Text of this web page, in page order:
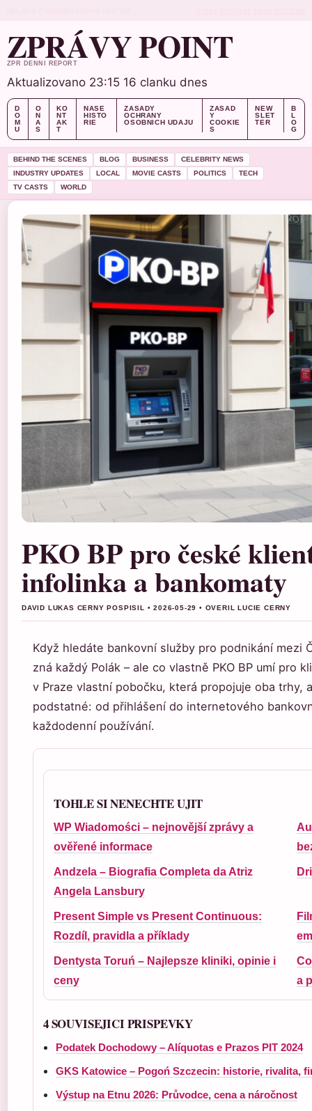
ZPRÁVY POINT
ZPR DENNI REPORT
Aktualizovano 23:15 16 clanku dnes
D
O
M
U
O
N
A
S
KO
NT
AK
T
NASE
HISTO
RIE
ZASADY
OCHRANY
OSOBNICH UDAJU
ZASAD
Y
COOKIE
S
NEW
SLET
TER
B
L
O
G
BEHIND THE SCENES BLOG BUSINESS
CELEBRITY NEWS
INDUSTRY UPDATES
LOCAL MOVIE CASTS POLITICS
TECH
TV CASTS
WORLD
PKO BP pro české
infolinka a bankomaty
DAVID LUKAS CERNY POSPISIL • 2026-05-29 • OVERIL LUCIE CERNY
Když hledáte bankovní služby pro podnikání mezi
zná každý Polák – ale co vlastně PKO BP umí pro
v Praze vlastní pobočku, která propojuje oba trhy,
podstatné: od přihlášení do internetového
každodenní používání.
TOHLE SI NENECHTE UJIT
WP Wiadomości – nejnovější zprávy a
ověřené informace
Andzela – Biografia Completa da Atriz
Angela Lansbury
Present Simple vs Present Continuous:
Rozdíl, pravidla a příklady
Dentysta Toruń – Najlepsze kliniki, opinie i
ceny
a
4 SOUVISEJICI PRISPEVKY
Podatek Dochodowy – Alíquotas e Prazos PIT 2024
GKS Katowice – Pogoń Szczecin: historie, rivalita,
Výstup na Etnu 2026: Průvodce, cena a náročnost